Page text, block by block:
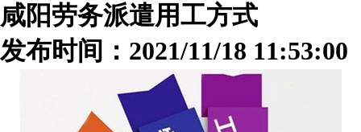
咸阳劳务派遣用工方式
发布时间：2021/11/18 11:53:00